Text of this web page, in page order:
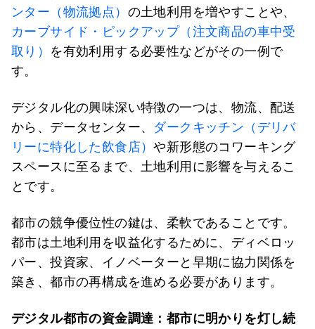
ンター（物流拠点） の土地利用を増やすことや、
カーブサイド・ピックアップ（注文商品の車中受
取り） を有効利用する必要性などがその一例で
す。
デジタル化の興味深い特徴の一つは、物流、配送
から、データセンター、 ダークキッチン（デリバ
リーに特化した飲食店）や新形態のコワーキング
スペースに至るまで、土地利用に影響を与えるこ
とです。
都市の競争優位性の鍵は、柔軟であることです。
都市は土地利用を収益化するために、ディベロッ
パー、投資家、イノベーターと早期に協力関係を
築き、都市の再構成を進める必要があります。
デジタル都市の資金調達：都市に明かりを灯し続